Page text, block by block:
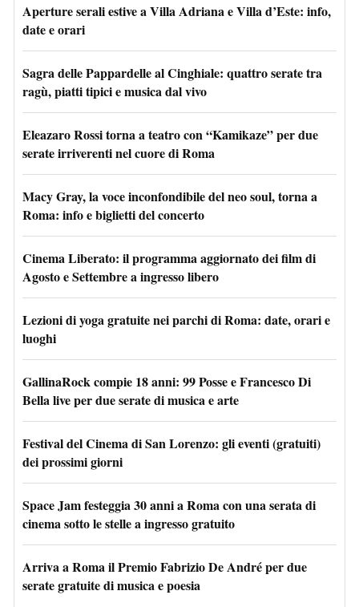
Aperture serali estive a Villa Adriana e Villa d’Este: info,
date e orari
Sagra delle Pappardelle al Cinghiale: quattro serate tra
ragù, piatti tipici e musica dal vivo
Eleazaro Rossi torna a teatro con “Kamikaze” per due
serate irriverenti nel cuore di Roma
Macy Gray, la voce inconfondibile del neo soul, torna a
Roma: info e biglietti del concerto
Cinema Liberato: il programma aggiornato dei film di
Agosto e Settembre a ingresso libero
Lezioni di yoga gratuite nei parchi di Roma: date, orari e
luoghi
GallinaRock compie 18 anni: 99 Posse e Francesco Di
Bella live per due serate di musica e arte
Festival del Cinema di San Lorenzo: gli eventi (gratuiti)
dei prossimi giorni
Space Jam festeggia 30 anni a Roma con una serata di
cinema sotto le stelle a ingresso gratuito
Arriva a Roma il Premio Fabrizio De André per due
serate gratuite di musica e poesia